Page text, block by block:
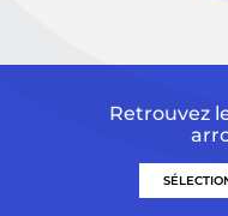
Retrouvez